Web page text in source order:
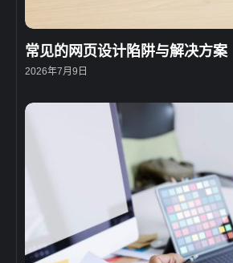
常见的网页设计陷阱与解决方案
2026年7月9日